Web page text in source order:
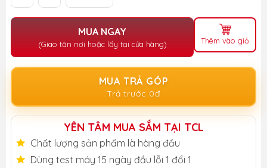
MUA NGAY
(Giao tận nơi hoặc lấy tại cửa hàng) Thêm vào giỏ
MUA TRẢ GÓP
Trả trước 0đ
YÊN TÂM MUA SẮM TẠI TCL
Chất lượng sản phẩm là hàng đầu
Dùng test máy 15 ngày đầu lỗi 1 đổi 1